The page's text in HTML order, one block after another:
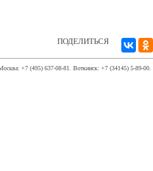
ПОДЕЛИТЬСЯ
+7 (495) 637-08-81. Воткинск: +7 (34145) 5-89-00.